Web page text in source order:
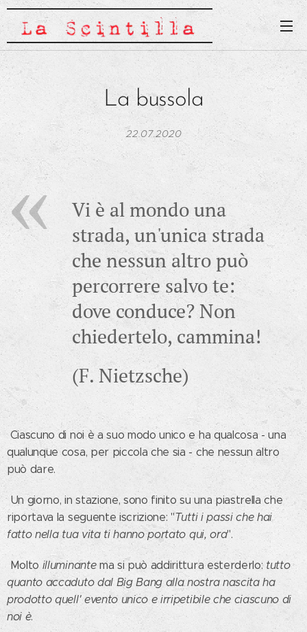
La bussola
22.07.2020
Vi è al mondo una
strada, un'unica strada
che nessun altro può
percorrere salvo te:
dove conduce? Non
chiedertelo, cammina!
(F. Nietzsche)
Ciascuno di noi è a suo modo unico e ha qualcosa - una
qualunque cosa, per piccola che sia - che nessun altro
può dare.
Un giorno, in stazione, sono finito su una piastrella che
riportava la seguente iscrizione: "Tutti i passi che hai
fatto nella tua vita ti hanno portato qui, ora".
Molto illuminantema si può addirittura esterderlo: tutto
quanto accaduto dal Big Bang alla nostra nascita ha
prodotto quell' evento unico e irripetibile che ciascuno di
noi è.